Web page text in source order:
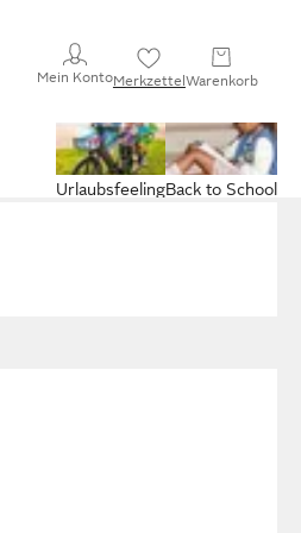
Mein KontoMerkzettelWarenkorb
Back to School
Urlaubsfeeling